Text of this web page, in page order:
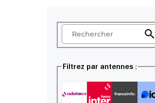
Recherche par mots-clés :
Recherche
Filtrez par antennes :
France Inter